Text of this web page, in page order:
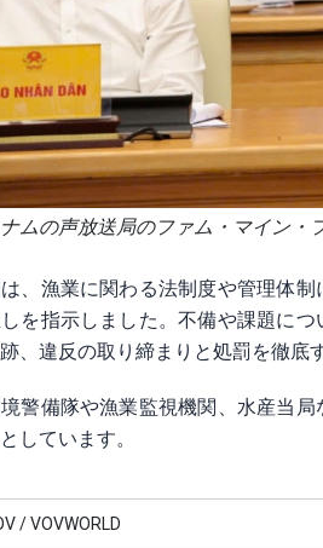
ムの声放送局のファム・マイン・
、漁業に関わる法制度や管理体
を指示しました。不備や課題に
、違反の取り締まりと処罰を徹底
警備隊や漁業監視機関、水産当
しています。
/VOVWORLD